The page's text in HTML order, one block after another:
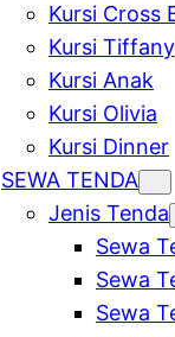
Kursi Cross
Kursi Tiffany
Kursi Anak
Kursi Olivia
Kursi Dinner
SEWA TENDA
Jenis Tenda
Sewa
Sewa
Sewa